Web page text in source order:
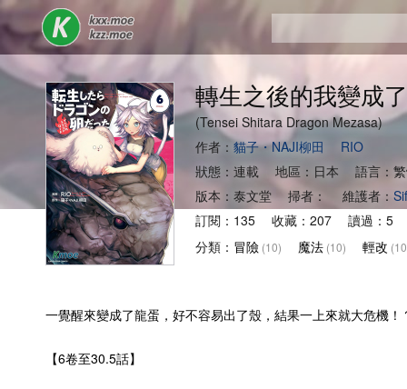
轉生之後的我變成
(Tensei Shitara Dragon Mezasa)
作者： 貓子・NAJI柳田
RIO
狀態：連載 地區：日本 語言：
版本：泰文堂 掃者： 維護者： Sif
訂閱：135 收藏：207 讀過：5
分類： 冒險 (10) 魔法 (10) 輕改
一覺醒來變成了龍蛋，好不容易出了殼，結果一上來就大危機！
【6卷至30.5話】